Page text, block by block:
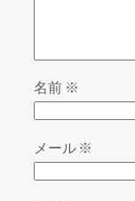
名前 ※
メール※